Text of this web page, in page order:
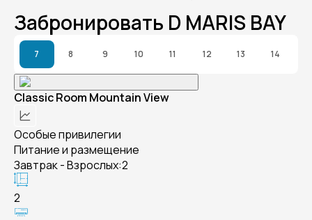
Забронировать D MARIS BAY
7 8 9 10 11 12 13 14
Classic Room Mountain View
Особые привилегии
Питание и размещение
Завтрак - Взрослых:2
2